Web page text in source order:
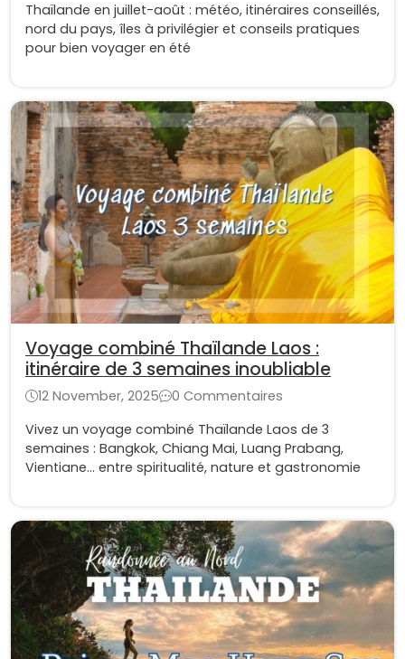
Thaïlande en juillet-août : météo, itinéraires conseillés,
nord du pays, îles à privilégier et conseils pratiques
pour bien voyager en été
Voyage combiné Thaïlande Laos :
itinéraire de 3 semaines inoubliable
12 November, 2025
0 Commentaires
Vivez un voyage combiné Thaïlande Laos de 3
semaines : Bangkok, Chiang Mai, Luang Prabang,
Vientiane… entre spiritualité, nature et gastronomie